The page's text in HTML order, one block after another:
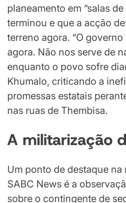
planeamento em “salas
terminou e que a acção
terreno agora. “O
agora. Não nos serve de
enquanto o povo sofre
Khumalo, criticando a
promessas estatais
nas ruas de Thembisa.
A militarização
Um ponto de destaque na
SABC News é a
sobre o contingente de